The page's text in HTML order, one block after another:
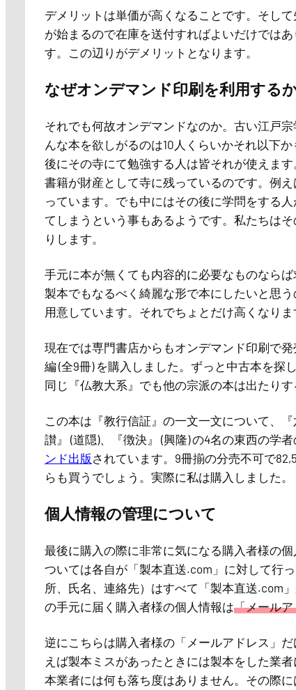
デメリットは単価が高くなることです。そし
が始まるので在庫を送付すればよいだけでは
す。この辺りがデメリットとなります。
なぜオンデマンド印刷を利用する
それでも何故オンデマンドなのか。古い江戸
んな本を欲しがるのは10人くらいかそれ以下
後にその寺にて勉強する人は皆それが使えま
書籍が財産として寺に残っているのです。例
っています。でも中にはその後に学問をする
てしまうという事もあるようです。私たちは
りします。
手元に本が無くても内容的に必要なものなら
製本でもなるべく綺麗な形で本にしたいと思
用意しています。それでちょとだけ高くなり
現在では専門書店からもオンデマンド印刷で
編 (全9冊) を購入しました。ずっと中古本を探
同じ『仏教大系』でも他の宗派の本は出たり
この本は『教行信証』の一文一文について、
讃』 (道隠)、『徴決』 (興隆) の4名の東西の学
ンド出版 されています。9冊揃の分売不可で
らも買うでしょう。実際に私は購入しました。
個人情報の管理について
最後に購入の際に非常に気になる購入者様の
ついては各自が「製本直送.com」に対して行
所、氏名、連絡先）はすべて「製本直送.com
の手元に届く購入者様の個人情報は「メール
逆にこちらは購入者様の「メールアドレス」
えば製本ミスがあったときには製本をした業
本業者には何も落ち度はありません。その際